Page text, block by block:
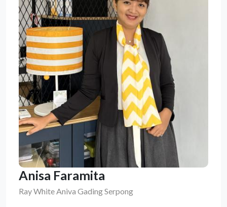
Anisa Faramita
Ray White Aniva Gading Serpong